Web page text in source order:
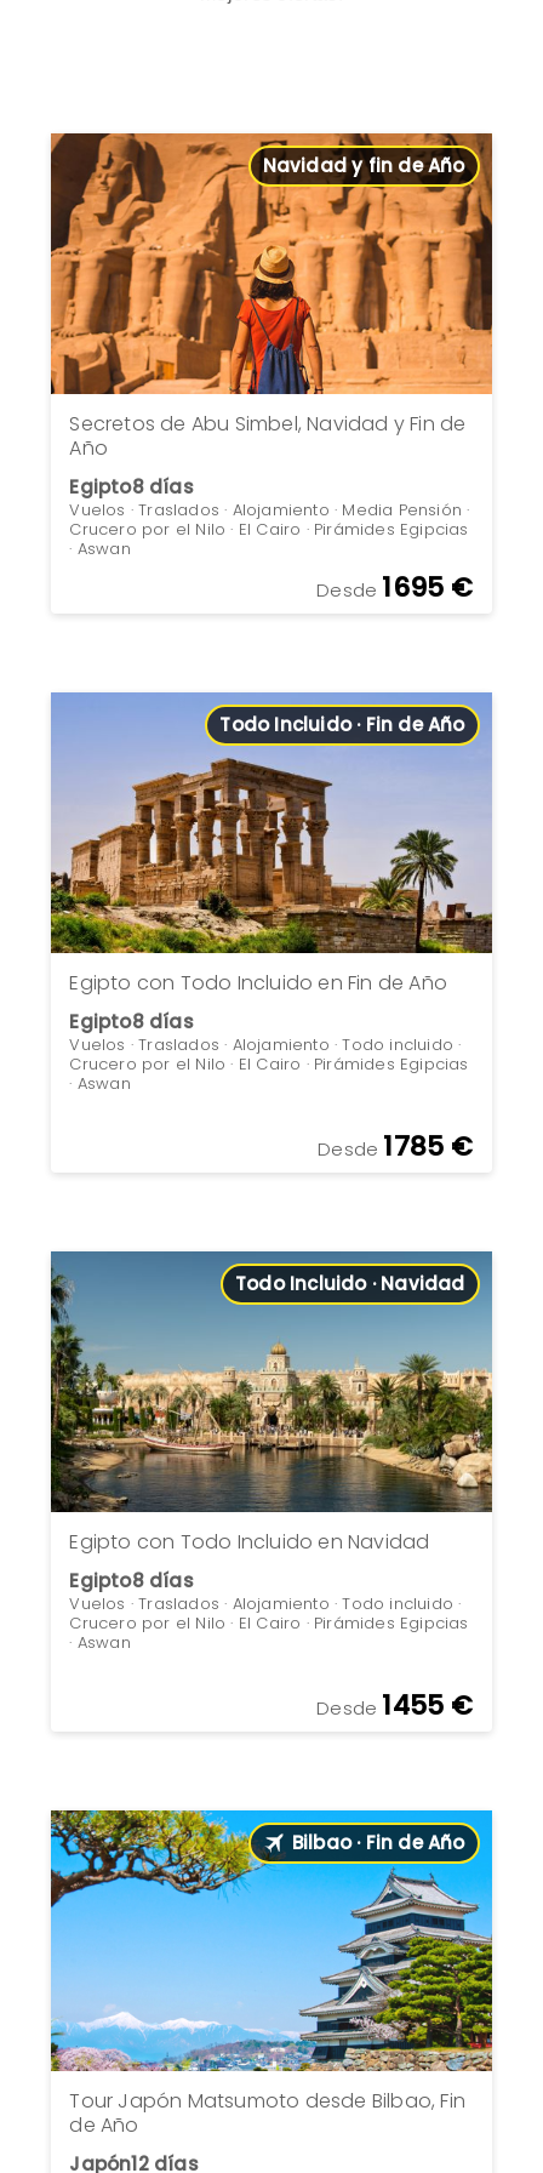
Navidad y fin de Año
Desde 1695 €
Secretos de Abu Simbel, Navidad y Fin de
Año
Egipto8 días
Vuelos · Traslados · Alojamiento · Media Pensión ·
Crucero por el Nilo · El Cairo · Pirámides Egipcias
· Aswan
Todo Incluido · Fin de Año
Desde 1785 €
Egipto con Todo Incluido en Fin de Año
Egipto8 días
Vuelos · Traslados · Alojamiento · Todo incluido ·
Crucero por el Nilo · El Cairo · Pirámides Egipcias
· Aswan
Todo Incluido · Navidad
Desde 1455 €
Egipto con Todo Incluido en Navidad
Egipto8 días
Vuelos · Traslados · Alojamiento · Todo incluido ·
Crucero por el Nilo · El Cairo · Pirámides Egipcias
· Aswan
Bilbao · Fin de Año
Tour Japón Matsumoto desde Bilbao, Fin
de Año
Japón12 días